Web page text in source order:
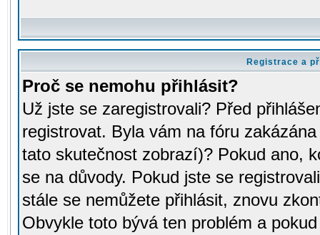
Registrace a
Proč se nemohu přihlásit?
Už jste se zaregistrovali? Před
registrovat. Byla vám na fóru
tato skutečnost zobrazí)? Pokud ano,
se na důvody. Pokud jste se
stále se nemůžete přihlásit, znovu
Obvykle toto bývá ten problém a